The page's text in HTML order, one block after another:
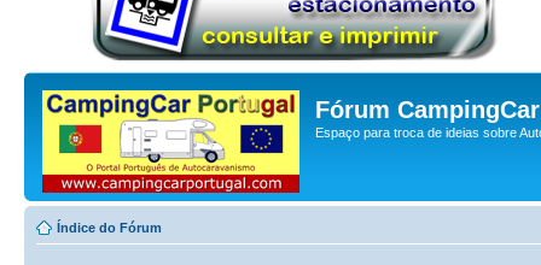
Fórum
Espaço para troca de ideias sobre
Índice do Fórum